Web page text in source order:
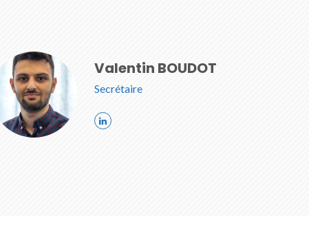
Valentin BOUDOT
Secrétaire